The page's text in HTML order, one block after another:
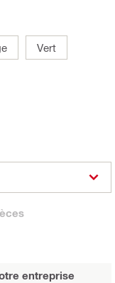
Vert
entreprise